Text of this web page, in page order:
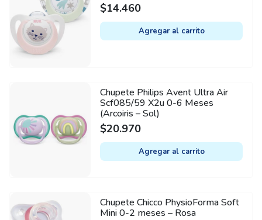
$14.460
Agregar al carrito
Chupete Philips Avent Ultra Air
Scf085/59 X2u 0-6 Meses
(Arcoiris – Sol)
$20.970
Agregar al carrito
Chupete Chicco PhysioForma Soft
Mini 0-2 meses – Rosa